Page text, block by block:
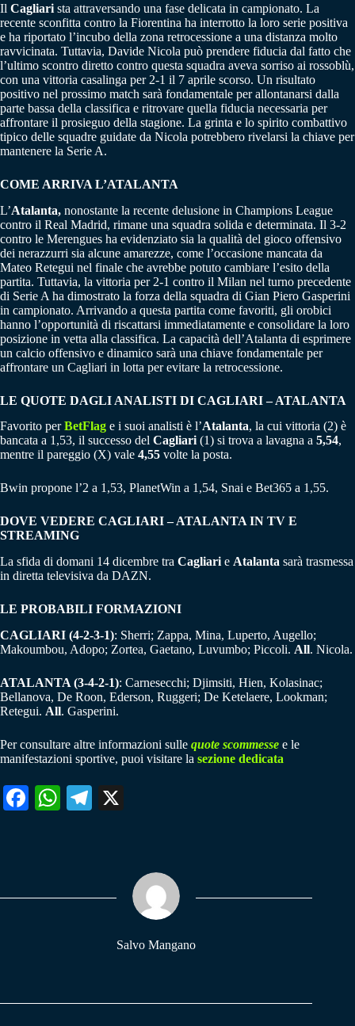
Il Cagliari sta attraversando una fase delicata in campionato. La
recente sconfitta contro la Fiorentina ha interrotto la loro serie positiva
e ha riportato l’incubo della zona retrocessione a una distanza molto
ravvicinata. Tuttavia, Davide Nicola può prendere fiducia dal fatto che
l’ultimo scontro diretto contro questa squadra aveva sorriso ai rossoblù,
con una vittoria casalinga per 2-1 il 7 aprile scorso. Un risultato
positivo nel prossimo match sarà fondamentale per allontanarsi dalla
parte bassa della classifica e ritrovare quella fiducia necessaria per
affrontare il prosieguo della stagione. La grinta e lo spirito combattivo
tipico delle squadre guidate da Nicola potrebbero rivelarsi la chiave per
mantenere la Serie A.
COME ARRIVA L’ATALANTA
L’Atalanta, nonostante la recente delusione in Champions League
contro il Real Madrid, rimane una squadra solida e determinata. Il 3-2
contro le Merengues ha evidenziato sia la qualità del gioco offensivo
dei nerazzurri sia alcune amarezze, come l’occasione mancata da
Mateo Retegui nel finale che avrebbe potuto cambiare l’esito della
partita. Tuttavia, la vittoria per 2-1 contro il Milan nel turno precedente
di Serie A ha dimostrato la forza della squadra di Gian Piero Gasperini
in campionato. Arrivando a questa partita come favoriti, gli orobici
hanno l’opportunità di riscattarsi immediatamente e consolidare la loro
posizione in vetta alla classifica. La capacità dell’Atalanta di esprimere
un calcio offensivo e dinamico sarà una chiave fondamentale per
affrontare un Cagliari in lotta per evitare la retrocessione.
LE QUOTE DAGLI ANALISTI DI CAGLIARI – ATALANTA
Favorito perBetFlag e i suoi analisti è l’Atalanta, la cui vittoria (2) è
bancata a 1,53, il successo del Cagliari(1) si trova a lavagna a 5,54,
mentre il pareggio (X) vale 4,55 volte la posta.
Bwin propone l’2 a 1,53, PlanetWin a 1,54, Snai e Bet365 a 1,55.
DOVE VEDERE CAGLIARI – ATALANTA IN TV E
STREAMING
La sfida di domani 14 dicembre tra Cagliari e Atalanta sarà trasmessa
in diretta televisiva da DAZN.
LE PROBABILI FORMAZIONI
CAGLIARI (4-2-3-1): Sherri; Zappa, Mina, Luperto, Augello;
Makoumbou, Adopo; Zortea, Gaetano, Luvumbo; Piccoli. All. Nicola.
ATALANTA (3-4-2-1): Carnesecchi; Djimsiti, Hien, Kolasinac;
Bellanova, De Roon, Ederson, Ruggeri; De Ketelaere, Lookman;
Retegui. All. Gasperini.
Per consultare altre informazioni sulle quote scommesse e le
manifestazioni sportive, puoi visitare la sezione dedicata
Fa W
pp
Te
m
Salvo Mangano